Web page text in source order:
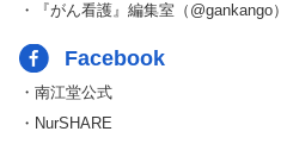
・『がん看護』編集室（@gankango）
Facebook
・南江堂公式
・NurSHARE